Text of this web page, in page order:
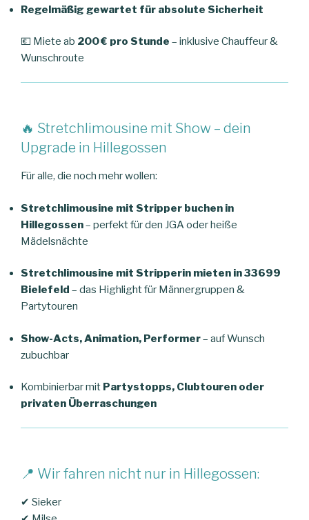
Regelmäßig gewartet für absolute Sicherheit
💶 Miete ab 200 € pro Stunde – inklusive Chauffeur &
Wunschroute
🔥 Stretchlimousine mit Show – dein
Upgrade in Hillegossen
Für alle, die noch mehr wollen:
Stretchlimousine mit Stripper buchen in
Hillegossen– perfekt für den JGA oder heiße
Mädelsnächte
Stretchlimousine mit Stripperin mieten in 33699
Bielefeld – das Highlight für Männergruppen &
Partytouren
Show-Acts, Animation, Performer– auf Wunsch
zubuchbar
Kombinierbar mit Partystopps, Clubtouren oder
privaten Überraschungen
📍 Wir fahren nicht nur in Hillegossen:
✔ Sieker